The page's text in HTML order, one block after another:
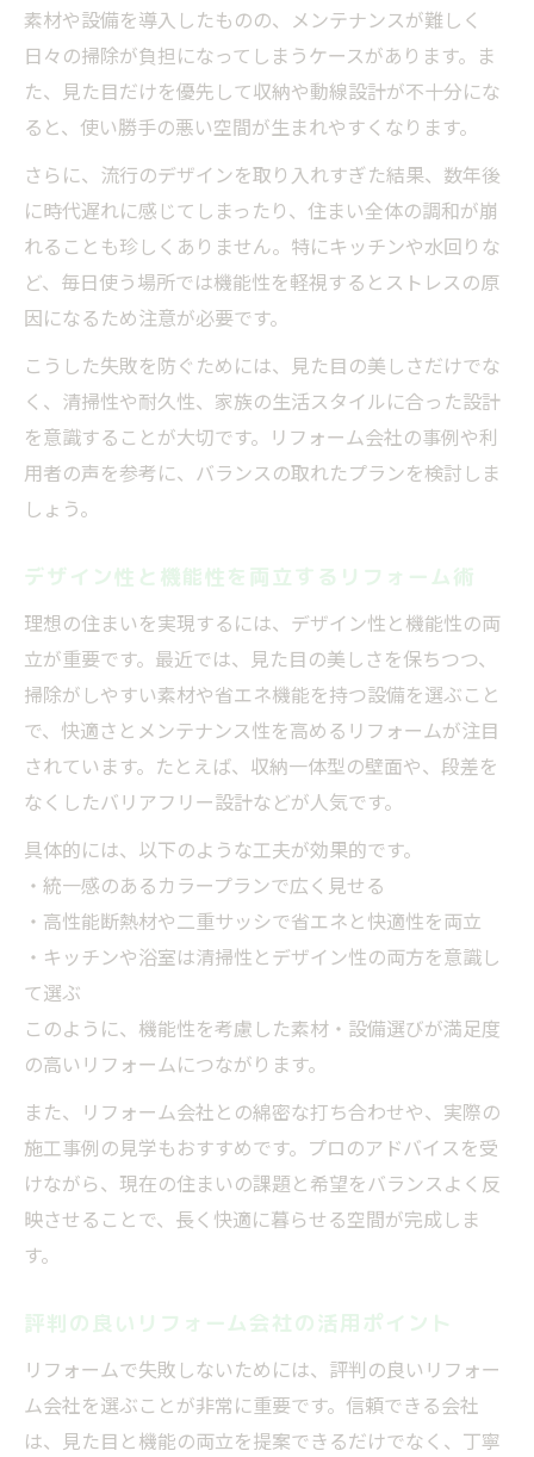
素材や設備を導入したものの、メンテナンスが難しく
日々の掃除が負担になってしまうケースがあります。ま
た、見た目だけを優先して収納や動線設計が不十分にな
ると、使い勝手の悪い空間が生まれやすくなります。
さらに、流行のデザインを取り入れすぎた結果、数年後
に時代遅れに感じてしまったり、住まい全体の調和が崩
れることも珍しくありません。特にキッチンや水回りな
ど、毎日使う場所では機能性を軽視するとストレスの原
因になるため注意が必要です。
こうした失敗を防ぐためには、見た目の美しさだけでな
く、清掃性や耐久性、家族の生活スタイルに合った設計
を意識することが大切です。リフォーム会社の事例や利
用者の声を参考に、バランスの取れたプランを検討しま
しょう。
デザイン性と機能性を両立するリフォーム術
理想の住まいを実現するには、デザイン性と機能性の両
立が重要です。最近では、見た目の美しさを保ちつつ、
掃除がしやすい素材や省エネ機能を持つ設備を選ぶこと
で、快適さとメンテナンス性を高めるリフォームが注目
されています。たとえば、収納一体型の壁面や、段差を
なくしたバリアフリー設計などが人気です。
具体的には、以下のような工夫が効果的です。
・統一感のあるカラープランで広く見せる
・高性能断熱材や二重サッシで省エネと快適性を両立
・キッチンや浴室は清掃性とデザイン性の両方を意識し
て選ぶ
このように、機能性を考慮した素材・設備選びが満足度
の高いリフォームにつながります。
また、リフォーム会社との綿密な打ち合わせや、実際の
施工事例の見学もおすすめです。プロのアドバイスを受
けながら、現在の住まいの課題と希望をバランスよく反
映させることで、長く快適に暮らせる空間が完成しま
す。
評判の良いリフォーム会社の活用ポイント
リフォームで失敗しないためには、評判の良いリフォー
ム会社を選ぶことが非常に重要です。信頼できる会社
は、見た目と機能の両立を提案できるだけでなく、丁寧